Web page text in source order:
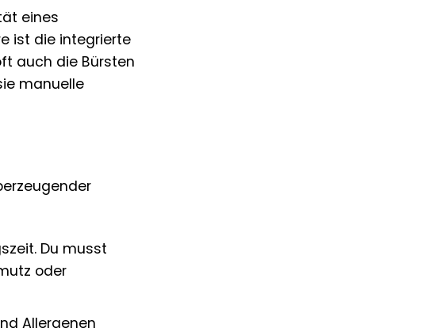
eines
ist die integrierte
auch die Bürsten
manuelle
Du musst
oder
Allergenen